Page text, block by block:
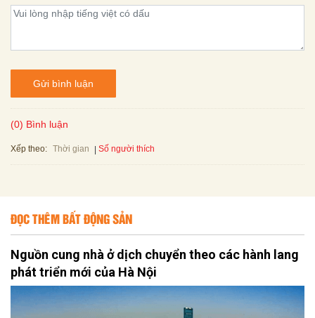
Gửi bình luận
(0) Bình luận
Xếp theo: Thời gian Số người thích
ĐỌC THÊM BẤT ĐỘNG SẢN
Nguồn cung nhà ở dịch chuyển theo các hành lang
phát triển mới của Hà Nội